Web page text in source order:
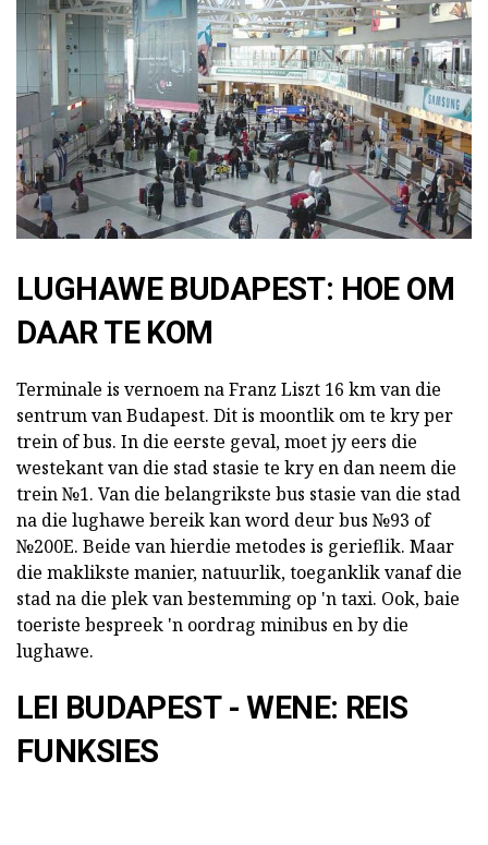
LUGHAWE BUDAPEST: HOE OM
DAAR TE KOM
Terminale is vernoem na Franz Liszt 16 km van die
sentrum van Budapest. Dit is moontlik om te kry per
trein of bus. In die eerste geval, moet jy eers die
westekant van die stad stasie te kry en dan neem die
trein №1. Van die belangrikste bus stasie van die stad
na die lughawe bereik kan word deur bus №93 of
№200E. Beide van hierdie metodes is gerieflik. Maar
die maklikste manier, natuurlik, toeganklik vanaf die
stad na die plek van bestemming op 'n taxi. Ook, baie
toeriste bespreek 'n oordrag minibus en by die
lughawe.
LEI BUDAPEST - WENE: REIS
FUNKSIES